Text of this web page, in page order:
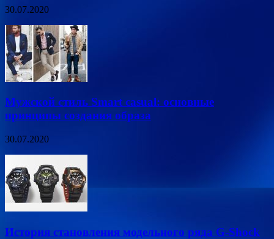
30.07.2020
Мужской стиль Smart casual: основные
принципы создания образа
30.07.2020
История становления модельного ряда G-Shock